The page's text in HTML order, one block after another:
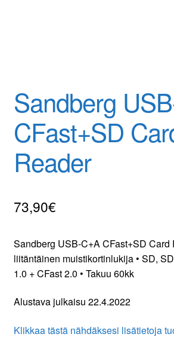
Sandberg
CFast+SD
Reader
73,90€
Sandberg USB-C+A CFast+SD Card
liitäntäinen muistikortinlukija • SD,
1.0 + CFast 2.0 • Takuu 60kk
Alustava julkaisu 22.4.2022
Klikkaa tästä nähdäksesi lisätietoja